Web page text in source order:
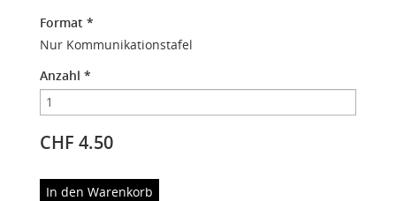
Format *
Nur Kommunikationstafel
Anzahl *
CHF 4.50
In den Warenkorb